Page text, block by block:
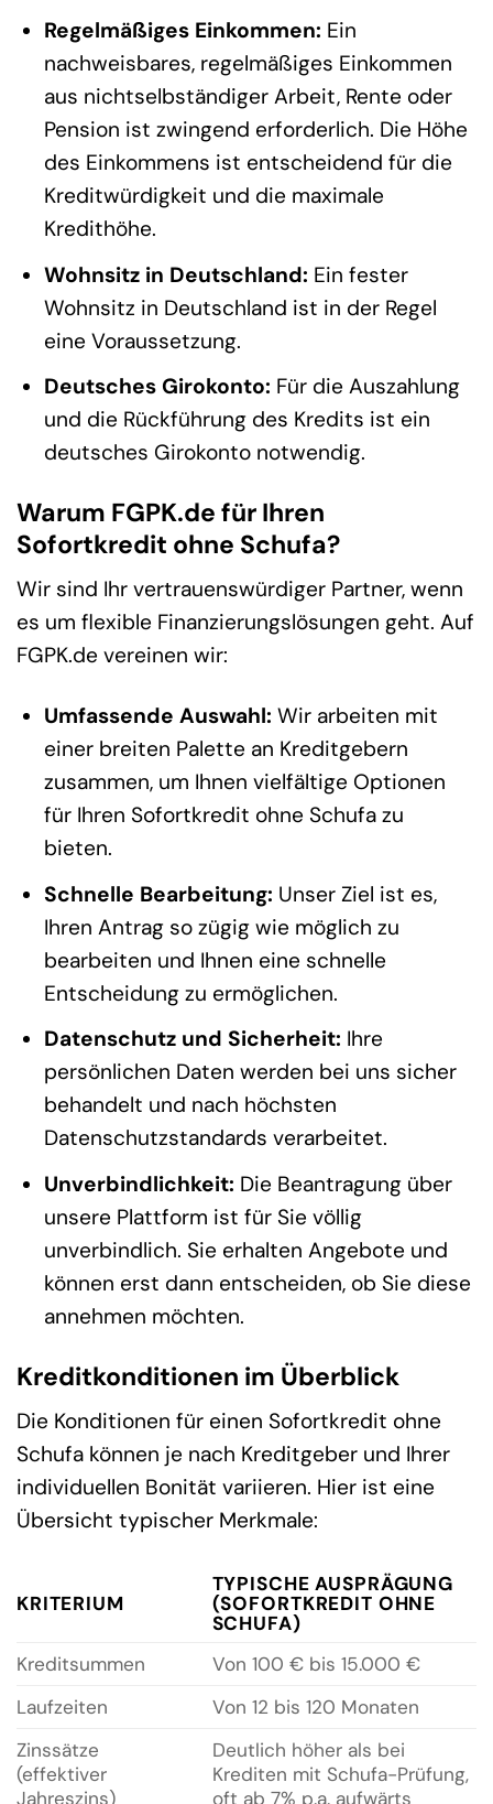
Regelmäßiges Einkommen: Ein
nachweisbares, regelmäßiges Einkommen
aus nichtselbständiger Arbeit, Rente oder
Pension ist zwingend erforderlich. Die Höhe
des Einkommens ist entscheidend für die
Kreditwürdigkeit und die maximale
Kredithöhe.
Wohnsitz in Deutschland: Ein fester
Wohnsitz in Deutschland ist in der Regel
eine Voraussetzung.
Deutsches Girokonto: Für die Auszahlung
und die Rückführung des Kredits ist ein
deutsches Girokonto notwendig.
Warum FGPK.de für Ihren
Sofortkredit ohne Schufa?
Wir sind Ihr vertrauenswürdiger Partner, wenn
es um flexible Finanzierungslösungen geht. Auf
FGPK.de vereinen wir:
Umfassende Auswahl: Wir arbeiten mit
einer breiten Palette an Kreditgebern
zusammen, um Ihnen vielfältige Optionen
für Ihren Sofortkredit ohne Schufa zu
bieten.
Schnelle Bearbeitung: Unser Ziel ist es,
Ihren Antrag so zügig wie möglich zu
bearbeiten und Ihnen eine schnelle
Entscheidung zu ermöglichen.
Datenschutz und Sicherheit: Ihre
persönlichen Daten werden bei uns sicher
behandelt und nach höchsten
Datenschutzstandards verarbeitet.
Unverbindlichkeit: Die Beantragung über
unsere Plattform ist für Sie völlig
unverbindlich. Sie erhalten Angebote und
können erst dann entscheiden, ob Sie diese
annehmen möchten.
Kreditkonditionen im Überblick
Die Konditionen für einen Sofortkredit ohne
Schufa können je nach Kreditgeber und Ihrer
individuellen Bonität variieren. Hier ist eine
Übersicht typischer Merkmale:
KRITERIUM
TYPISCHE AUSPRÄGUNG
(SOFORTKREDIT OHNE
SCHUFA)
Kreditsummen
Von 100 € bis 15.000 €
Laufzeiten
Von 12 bis 120 Monaten
Zinssätze
(effektiver
Jahreszins)
Deutlich höher als bei
Krediten mit Schufa-Prüfung,
oft ab 7% p.a. aufwärts